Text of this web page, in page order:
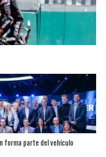
forma parte del vehículo